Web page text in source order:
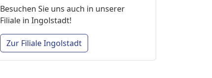
Besuchen Sie uns auch in unserer
Filiale in Ingolstadt!
Zur Filiale Ingolstadt